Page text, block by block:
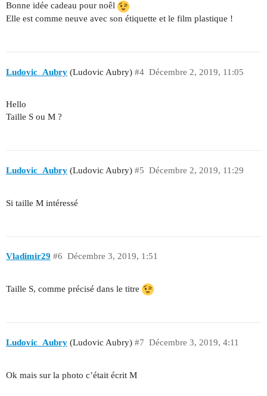
Bonne idée cadeau pour noêl
Elle est comme neuve avec son étiquette et le film plastique !
Ludovic_Aubry (Ludovic Aubry) Décembre 2, 2019, 11:05
#4
Hello
Taille S ou M ?
Ludovic_Aubry (Ludovic Aubry) Décembre 2, 2019, 11:29
#5
Si taille M intéressé
Vladimir29 Décembre 3, 2019, 1:51
#6
Taille S, comme précisé dans le titre
Ludovic_Aubry (Ludovic Aubry) Décembre 3, 2019, 4:11
#7
Ok mais sur la photo c’était écrit M